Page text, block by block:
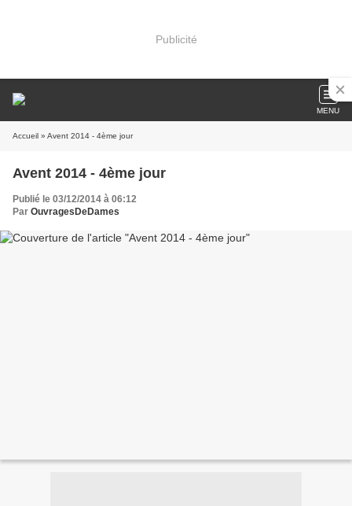
Publicité
MENU
Accueil » Avent 2014 - 4ème jour
Avent 2014 - 4ème jour
Publié le 03/12/2014 à 06:12
Par OuvragesDeDames